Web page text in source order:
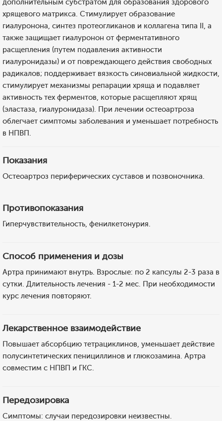
дополнительным субстратом для образования здорового
хрящевого матрикса. Стимулирует образование
гиалуронона, синтез протеогликанов и коллагена типа II, а
также защищает гиалуронон от ферментативного
расщепления (путем подавления активности
гиалуронидазы) и от повреждающего действия свободных
радикалов; поддерживает вязкость синовиальной жидкости,
стимулирует механизмы репарации хряща и подавляет
активность тех ферментов, которые расщепляют хрящ
(эластаза, гиалуронидаза). При лечении остеоартроза
облегчает симптомы заболевания и уменьшает потребность
в НПВП.
Показания
Остеоартроз периферических суставов и позвоночника.
Противопоказания
Гиперчувствительность, фенилкетонурия.
Способ применения и дозы
Артра принимают внутрь. Взрослые: по 2 капсулы 2-3 раза в
сутки. Длительность лечения - 1-2 мес. При необходимости
курс лечения повторяют.
Лекарственное взаимодействие
Повышает абсорбцию тетрациклинов, уменьшает действие
полусинтетических пенициллинов и глюкозамина. Артра
совместим с НПВП и ГКС.
Передозировка
Симптомы: случаи передозировки неизвестны.